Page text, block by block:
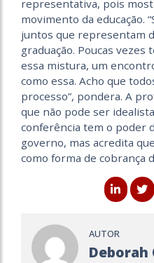
representativa, pois
movimento da educação.
juntos que representam
graduação. Poucas
essa mistura, um
como essa. Acho que
processo”, pondera. A
que não pode ser
conferência tem o poder
governo, mas acredita
como forma de cobrança
AUTOR
Deborah